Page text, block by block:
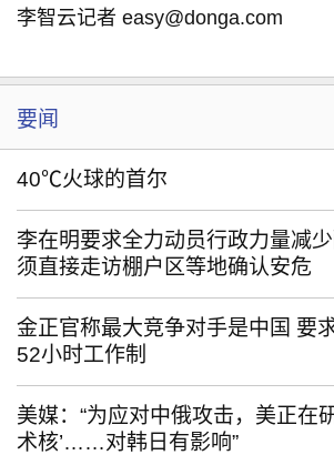
李智云记者 easy@donga.com
要闻
40℃火球的首尔
李在明要求全力动员行政力量减
须直接走访棚户区等地确认安危
金正官称最大竞争对手是中国 要
52小时工作制
美媒：“为应对中俄攻击，美正在
术核’……对韩日有影响”